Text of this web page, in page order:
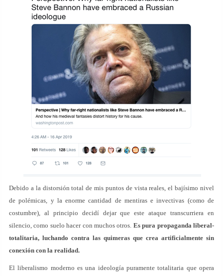
Debido a la distorsión total de mis puntos de vista reales, el bajísimo nivel
de polémicas, y la enorme cantidad de mentiras e invectivas (como de
costumbre), al principio decidí dejar que este ataque transcurriera en
silencio, como suelo hacer con muchos otros. Es pura propaganda liberal-
totalitaria, luchando contra las quimeras que crea artificialmente sin
conexión con la realidad.
El liberalismo moderno es una ideología puramente totalitaria que opera